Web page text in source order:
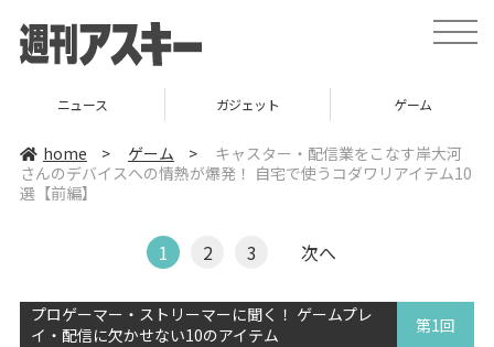
t
o
v
i
ニュース ガジェット ゲーム
home > ゲーム >
キャスター・配信業をこなす岸大河
さんのデバイスへの情熱が爆発！ 自宅で使うコダワリアイテム10
選【前編】
1 2 3 次へ
プロゲーマー・ストリーマーに聞く！ ゲームプレ
イ・配信に欠かせない10のアイテム
第1回